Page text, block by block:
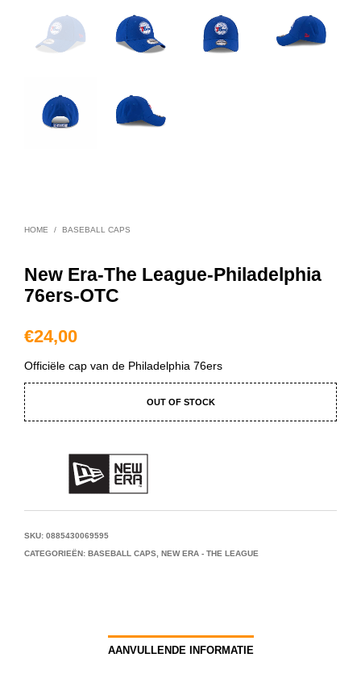
HOME / BASEBALL CAPS
New Era-The League-Philadelphia
76ers-OTC
€24,00
Officiële cap van de Philadelphia 76ers
OUT OF STOCK
SKU: 0885430069595
CATEGORIEËN: BASEBALL CAPS NEW ERA - THE LEAGUE
AANVULLENDE INFORMATIE